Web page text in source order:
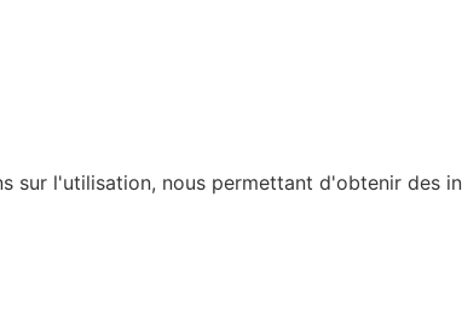
sur l'utilisation, nous permettant d'obtenir des